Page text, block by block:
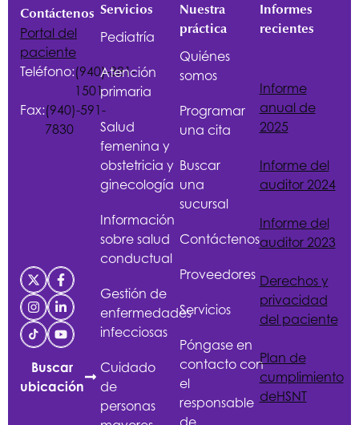
Contáctenos
Portal del
paciente
Teléfono:(940)-381-
1501
Fax:(940)-591-
7830
Buscar
ubicación
Servicios
Pediatría
Atención
primaria
Salud
femenina y
obstetricia y
ginecología
Información
sobre salud
conductual
Gestión de
enfermedades
infecciosas
Cuidado
de
personas
Nuestra
práctica
Quiénes
somos
Programar
una cita
Buscar
una
sucursal
Contáctenos
Proveedores
Servicios
Póngase en
contacto con
el
responsable
de
Informes
recientes
Informe
anual de
2025
Informe del
auditor 2024
Informe del
auditor 2023
Derechos y
privacidad
del paciente
Plan de
cumplimiento
deHSNT